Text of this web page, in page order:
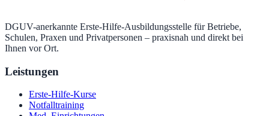
DGUV-anerkannte Erste-Hilfe-Ausbildungsstelle für Betriebe,
Schulen, Praxen und Privatpersonen – praxisnah und direkt bei
Ihnen vor Ort.
Leistungen
Erste-Hilfe-Kurse
Notfalltraining